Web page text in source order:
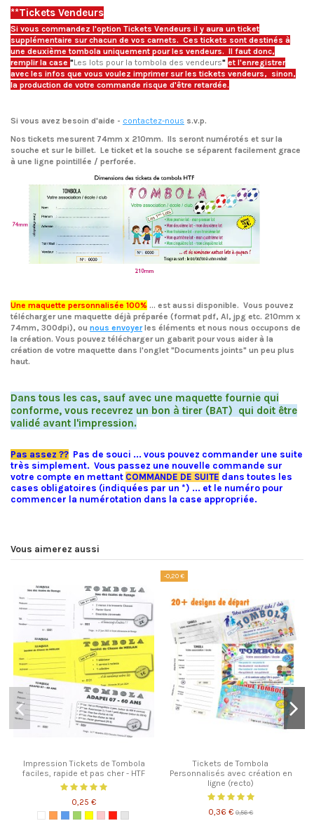
**Tickets Vendeurs
Si vous commandez l'option Tickets Vendeurs il y aura un ticket
supplémentaire sur chacun de vos carnets. Ces tickets sont destinés à
une deuxième tombola uniquement pour les vendeurs. Il faut donc,
remplir la case "Les lots pour la tombola des vendeurs" et l'enregistrer
avec les infos que vous voulez imprimer sur les tickets vendeurs, sinon,
la production de votre commande risque d'être retardée.
Si vous avez besoin d'aide - contactez-nous s.v.p.
Nos tickets mesurent 74mm x 210mm. Ils seront numérotés et sur la
souche et sur le billet. Le ticket et la souche se séparent facilement grace
à une ligne pointillée / perforée.
Une maquette personnalisée 100% ... est aussi disponible. Vous pouvez
télécharger une maquette déjà préparée (format pdf, AI, jpg etc. 210mm x
74mm, 300dpi), ou nous envoyerles éléments et nous nous occupons de
la création. Vous pouvez télécharger un gabarit pour vous aider à la
création de votre maquette dans l'onglet "Documents joints" un peu plus
haut.
Dans tous les cas, sauf avec une maquette fournie qui
conforme, vous recevrez un bon à tirer (BAT) qui doit être
validé avant l'impression.
Pas assez ?? Pas de souci ... vous pouvez commander une suite
très simplement. Vous passez une nouvelle commande sur
votre compte en mettant COMMANDE DE SUITE dans toutes les
cases obligatoires (indiquées par un *) ... et le numéro pour
commencer la numérotation dans la case appropriée.
Vous aimerez aussi
Impression Tickets de Tombola
faciles, rapide et pas cher - HTF
0,25 €
-0,20 €
Tickets de Tombola
Personnalisés avec création en
ligne (recto)
0,36 €0,56 €